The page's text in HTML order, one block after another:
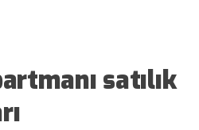
satılık